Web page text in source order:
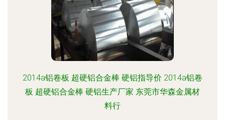
2014a铝卷板 超硬铝合金棒 硬铝指导价 2014a铝卷
板 超硬铝合金棒 硬铝生产厂家 东莞市华森金属材
料行